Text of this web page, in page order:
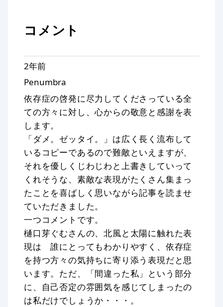
コメント
2年前
Penumbra
依存症の啓発に尽力してくださっている全
ての方々に対し、心からの敬意と感謝を表
します。
「ダメ。ゼッタイ。」は広く長く流布して
いるコピーであるので難敵といえますが、
それを優しくじわじわと上書きしていって
くれそうな、素敵な表現がたくさん集まっ
たことを喜ばしく思いながら記事を読ませ
ていただきました。
一つコメントです。
樋口芽ぐむさんの、北風と太陽に触れた表
現は 誰にとってもわかりやすく、依存症
を持つ方々の気持ちに寄り添う表現だと思
います。ただ、「間違った私」という部分
に、自己否定の雰囲気を感じてしまったの
は私だけでしょうか・・・。